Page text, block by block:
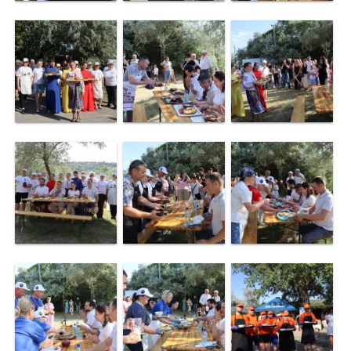
de
construire
eliberate
Dispoziții
Comisiei
pentru
Situații
Excepționale
a
Republicii
Moldova
Servicii